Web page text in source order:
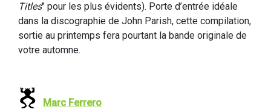
Titles" pour les plus évidents). Porte d’entrée idéale
dans la discographie de John Parish, cette compilation,
sortie au printemps fera pourtant la bande originale de
votre automne.
Marc Ferrero